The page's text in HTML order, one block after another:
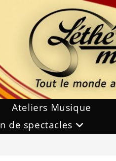
Ateliers Musique
de spectacles